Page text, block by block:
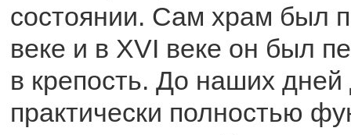
состоянии. Сам храм был
веке и в XVI веке он был
в крепость. До наших
практически полностью